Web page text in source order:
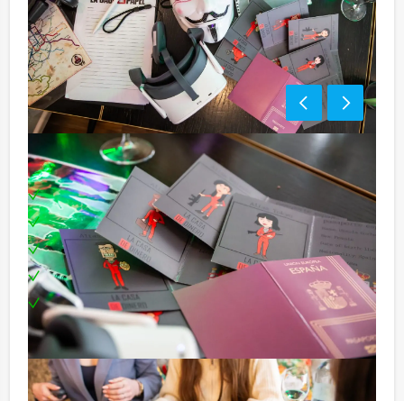
Inclusief:
Professionele begeleiding
Moderne VR-brillen
Uitgebreide lunch
Leuke prijs voor het winnende team
Te boeken op uw gewenste dag en tijdstip!
Minder aantal personen?
Komen jullie niet aan het minimale aantal deelnemers
voor dit groepsuitje? Als je bereid bent voor het